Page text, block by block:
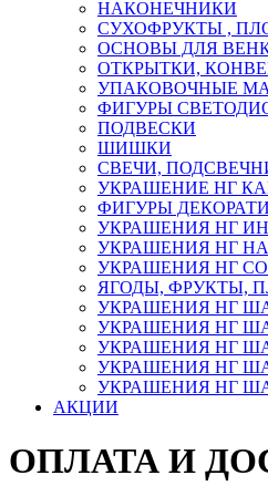
НАКОНЕЧНИКИ
СУХОФРУКТЫ ,
ОСНОВЫ ДЛЯ
ОТКРЫТКИ,
УПАКОВОЧНЫЕ
ФИГУРЫ
ПОДВЕСКИ
ШИШКИ
СВЕЧИ,
УКРАШЕНИЕ НГ
ФИГУРЫ
УКРАШЕНИЯ НГ
УКРАШЕНИЯ НГ
УКРАШЕНИЯ НГ
ЯГОДЫ, ФРУКТЫ,
УКРАШЕНИЯ НГ
УКРАШЕНИЯ НГ
УКРАШЕНИЯ НГ
УКРАШЕНИЯ НГ
УКРАШЕНИЯ НГ
АКЦИИ
ОПЛАТА И